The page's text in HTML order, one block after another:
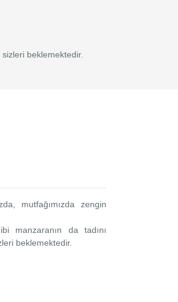
beklemektedir.
mutfağımızda zengin
manzaranın da tadını
beklemektedir.